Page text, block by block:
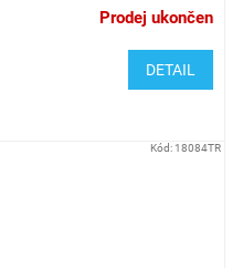
Prodej ukončen
DETAIL
Kód: 18084TR